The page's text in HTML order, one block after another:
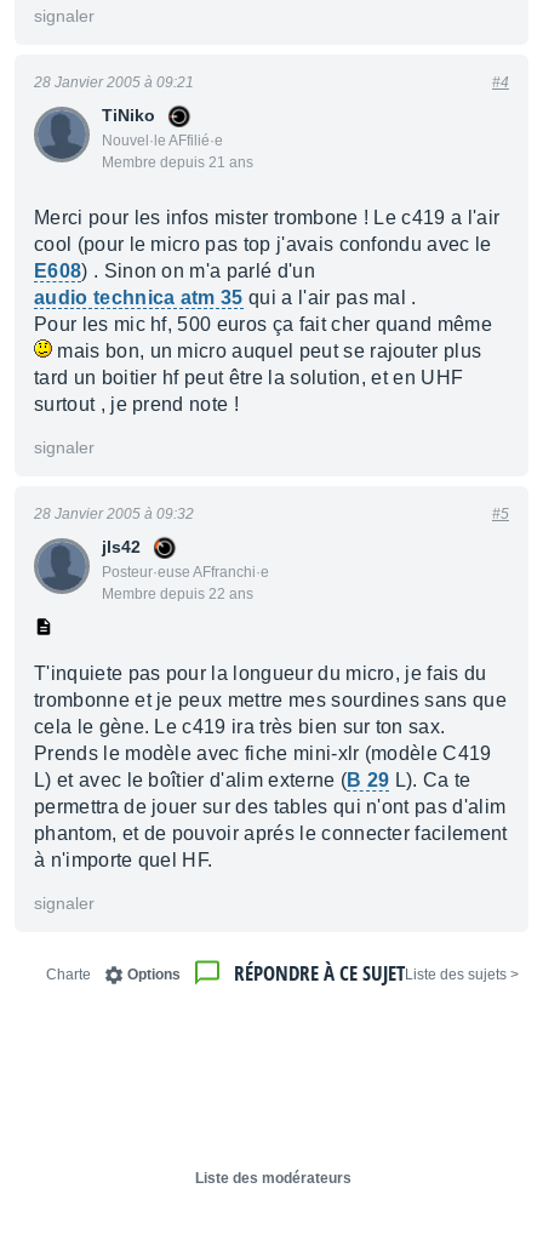
signaler
TiNiko
Nouvel·le AFfilié·e
Membre depuis 21 ans
28 Janvier 2005 à 09:21 #4
Merci pour les infos mister trombone ! Le c419 a l'air
cool (pour le micro pas top j'avais confondu avec le
E608) . Sinon on m'a parlé d'un
audio technica atm 35 qui a l'air pas mal .
Pour les mic hf, 500 euros ça fait cher quand même
mais bon, un micro auquel peut se rajouter plus
tard un boitier hf peut être la solution, et en UHF
surtout , je prend note !
signaler
jls42
Posteur·euse AFfranchi·e
Membre depuis 22 ans
28 Janvier 2005 à 09:32 #5
T'inquiete pas pour la longueur du micro, je fais du
trombonne et je peux mettre mes sourdines sans que
cela le gène. Le c419 ira très bien sur ton sax.
Prends le modèle avec fiche mini-xlr (modèle C419
L) et avec le boîtier d'alim externe (B 29 L). Ca te
permettra de jouer sur des tables qui n'ont pas d'alim
phantom, et de pouvoir aprés le connecter facilement
à n'importe quel HF.
signaler
< Liste des sujets
RÉPONDRE À CE SUJET
Options
Charte
Liste des modérateurs